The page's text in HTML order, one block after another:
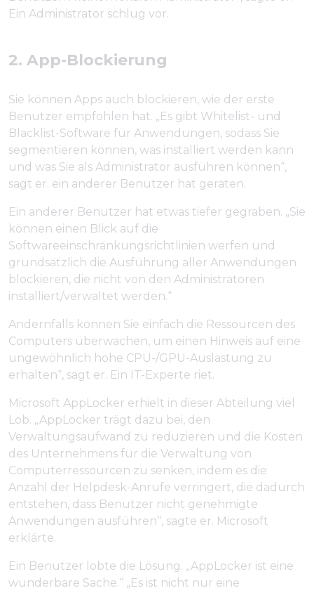
Ein Administrator schlug vor.
2. App-Blockierung
Sie können Apps auch blockieren, wie der erste
Benutzer empfohlen hat. „Es gibt Whitelist- und
Blacklist-Software für Anwendungen, sodass Sie
segmentieren können, was installiert werden kann
und was Sie als Administrator ausführen können“,
sagt er. ein anderer Benutzer hat geraten.
Ein anderer Benutzer hat etwas tiefer gegraben. „Sie
können einen Blick auf die
Softwareeinschränkungsrichtlinien werfen und
grundsätzlich die Ausführung aller Anwendungen
blockieren, die nicht von den Administratoren
installiert/verwaltet werden.“
Andernfalls können Sie einfach die Ressourcen des
Computers überwachen, um einen Hinweis auf eine
ungewöhnlich hohe CPU-/GPU-Auslastung zu
erhalten“, sagt er. Ein IT-Experte riet.
Microsoft AppLocker erhielt in dieser Abteilung viel
Lob. „AppLocker trägt dazu bei, den
Verwaltungsaufwand zu reduzieren und die Kosten
des Unternehmens für die Verwaltung von
Computerressourcen zu senken, indem es die
Anzahl der Helpdesk-Anrufe verringert, die dadurch
entstehen, dass Benutzer nicht genehmigte
Anwendungen ausführen“, sagte er. Microsoft
erklärte.
Ein Benutzer lobte die Lösung. „AppLocker ist eine
wunderbare Sache.“ „Es ist nicht nur eine